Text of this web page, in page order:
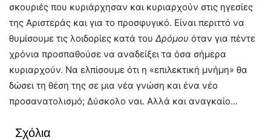
σκουριές που κυριάρχησαν και κυριαρχούν στις ηγεσίες
της Αριστεράς και για το προσφυγικό. Είναι περιττό να
θυμίσουμε τις λοιδορίες κατά του Δρόμου όταν για πέντε
χρόνια προσπαθούσε να αναδείξει τα όσα σήμερα
κυριαρχούν. Να ελπίσουμε ότι η «επιλεκτική μνήμη» θα
δώσει τη θέση της σε μια νέα γνώση και ένα νέο
προσανατολισμό; Δύσκολο ναι. Αλλά και αναγκαίο…
Σχόλια